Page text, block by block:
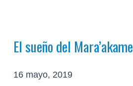
El sueño del Mara’akame
16 mayo, 2019